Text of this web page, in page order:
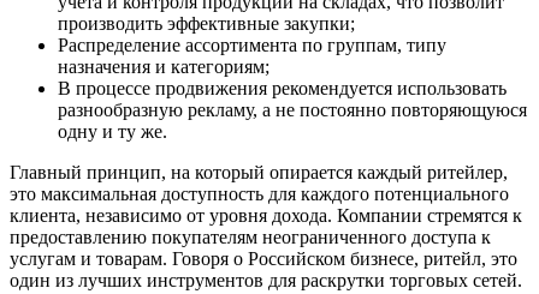
производить эффективные закупки;
Распределение ассортимента по группам, типу
назначения и категориям;
В процессе продвижения рекомендуется использовать
разнообразную рекламу, а не постоянно повторяющуюся
одну и ту же.
Главный принцип, на который опирается каждый ритейлер,
это максимальная доступность для каждого потенциального
клиента, независимо от уровня дохода. Компании стремятся к
предоставлению покупателям неограниченного доступа к
услугам и товарам. Говоря о Российском бизнесе, ритейл, это
один из лучших инструментов для раскрутки торговых сетей.